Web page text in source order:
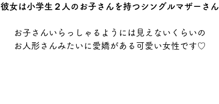
彼女は小学生２人のお子さんを持つシングルマザーさん
お子さんいらっしゃるようには見えないくらいの
お人形さんみたいに愛嬌がある可愛い女性です♡